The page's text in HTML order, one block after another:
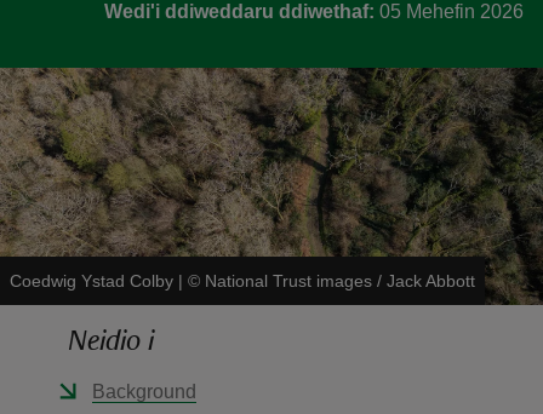
Wedi'i ddiweddaru ddiwethaf: 05 Mehefin 2026
Coedwig Ystad Colby | © National Trust images / Jack Abbott
Neidio i
Background